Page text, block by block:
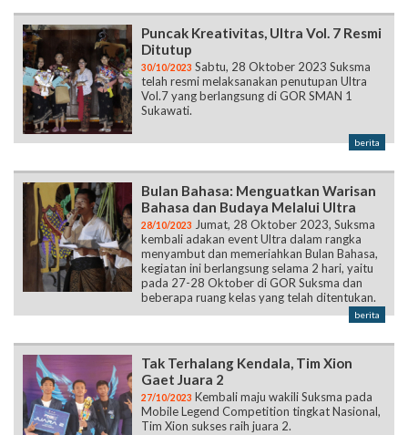
Puncak Kreativitas, Ultra Vol. 7 Resmi
Ditutup
30/10/2023 Sabtu, 28 Oktober 2023 Suksma
telah resmi melaksanakan penutupan Ultra
Vol.7 yang berlangsung di GOR SMAN 1
Sukawati.
berita
Bulan Bahasa: Menguatkan Warisan
Bahasa dan Budaya Melalui Ultra
28/10/2023 Jumat, 28 Oktober 2023, Suksma
kembali adakan event Ultra dalam rangka
menyambut dan memeriahkan Bulan Bahasa,
kegiatan ini berlangsung selama 2 hari, yaitu
pada 27-28 Oktober di GOR Suksma dan
beberapa ruang kelas yang telah ditentukan.
berita
Tak Terhalang Kendala, Tim Xion
Gaet Juara 2
27/10/2023 Kembali maju wakili Suksma pada
Mobile Legend Competition tingkat Nasional,
Tim Xion sukses raih juara 2.